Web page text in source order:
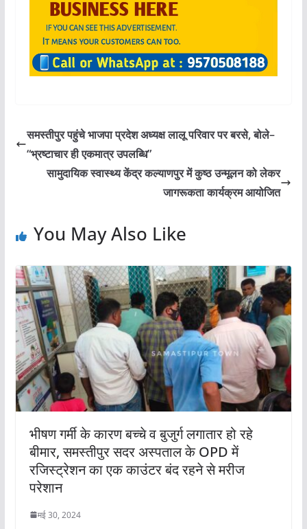
समस्तीपुर पहुंचे भाजपा प्रदेश अध्यक्ष लालू परिवार पर बरसे, बोले–
“भ्रष्टाचार ही एकमात्र उपलब्धि”
सामुदायिक स्वास्थ्य केंद्र कल्याणपुर में कुष्ठ उन्मूलन को लेकर
जागरूकता कार्यक्रम आयोजित
You May Also Like
भीषण गर्मी के कारण बच्चे व बुजुर्ग लगातार हो रहे
बीमार, समस्तीपुर सदर अस्पताल के OPD में
रजिस्ट्रेशन का एक काउंटर बंद रहने से मरीज
परेशान
मई 30, 2024